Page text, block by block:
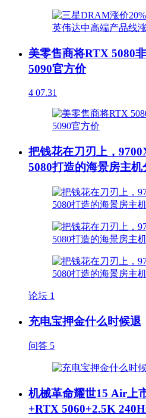
美零售商将RTX 5080
5090官方价
4 07.31
把钱花在刀刃上，
5080打造的海景房主机
论坛 1
充电宝押金什么时候退
问答 5
机械革命耀世15 Air上
+RTX 5060+2.5K